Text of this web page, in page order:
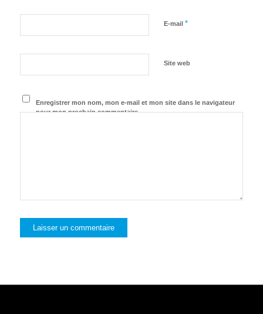
E-mail *
Site web
Enregistrer mon nom, mon e-mail et mon site dans le navigateur
pour mon prochain commentaire.